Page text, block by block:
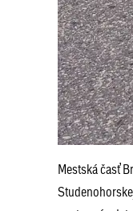
Mestská časť